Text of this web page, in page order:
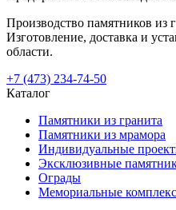
Производство памятников из
Изготовление, доставка и
области.
+7 (473) 234-74-50
Каталог
Памятники из гранита
Памятники из мрамора
Индивидуальные
Эксклюзивные
Ограды
Мемориальные